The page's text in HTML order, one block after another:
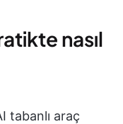
nasıl
tabanlı araç